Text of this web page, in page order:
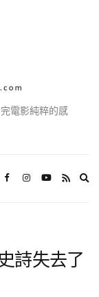
電影純粹的感
詩失去了